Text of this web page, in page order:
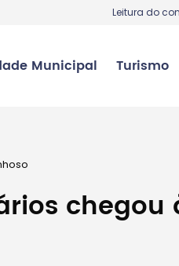
Leitura do
Municipal Turismo
chegou